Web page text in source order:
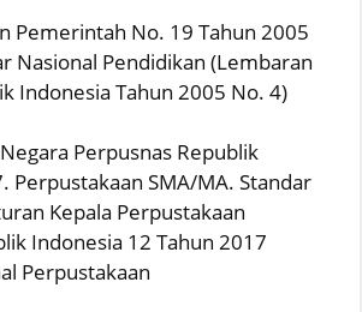
Pemerintah No. 19 Tahun 2005
Nasional Pendidikan (Lembaran
Indonesia Tahun 2005 No. 4)
Perpusnas Republik
Perpustakaan SMA/MA. Standar
Kepala Perpustakaan
Indonesia 12 Tahun 2017
Perpustakaan